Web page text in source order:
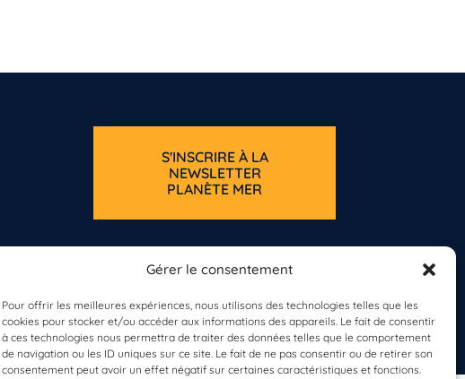
Gérer le consentement
Pour offrir les meilleures expériences, nous utilisons des technologies telles que les
cookies pour stocker et/ou accéder aux informations des appareils. Le fait de consentir
à ces technologies nous permettra de traiter des données telles que le comportement
de navigation ou les ID uniques sur ce site. Le fait de ne pas consentir ou de retirer son
consentement peut avoir un effet négatif sur certaines caractéristiques et fonctions.
S'INSCRIRE À LA
NEWSLETTER
PLANÈTE MER